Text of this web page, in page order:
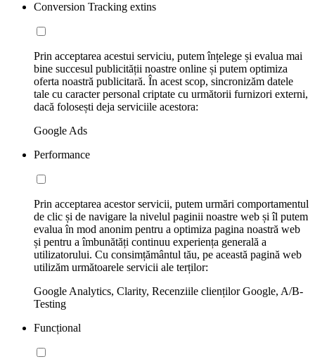
Conversion Tracking extins
Prin acceptarea acestui serviciu, putem înțelege și evalua mai
bine succesul publicității noastre online și putem optimiza
oferta noastră publicitară. În acest scop, sincronizăm datele
tale cu caracter personal criptate cu următorii furnizori externi,
dacă folosești deja serviciile acestora:
Google Ads
Performance
Prin acceptarea acestor servicii, putem urmări comportamentul
de clic și de navigare la nivelul paginii noastre web și îl putem
evalua în mod anonim pentru a optimiza pagina noastră web
și pentru a îmbunătăți continuu experiența generală a
utilizatorului. Cu consimțământul tău, pe această pagină web
utilizăm următoarele servicii ale terților:
Google Analytics, Clarity, Recenziile clienților Google, A/B-
Testing
Funcțional